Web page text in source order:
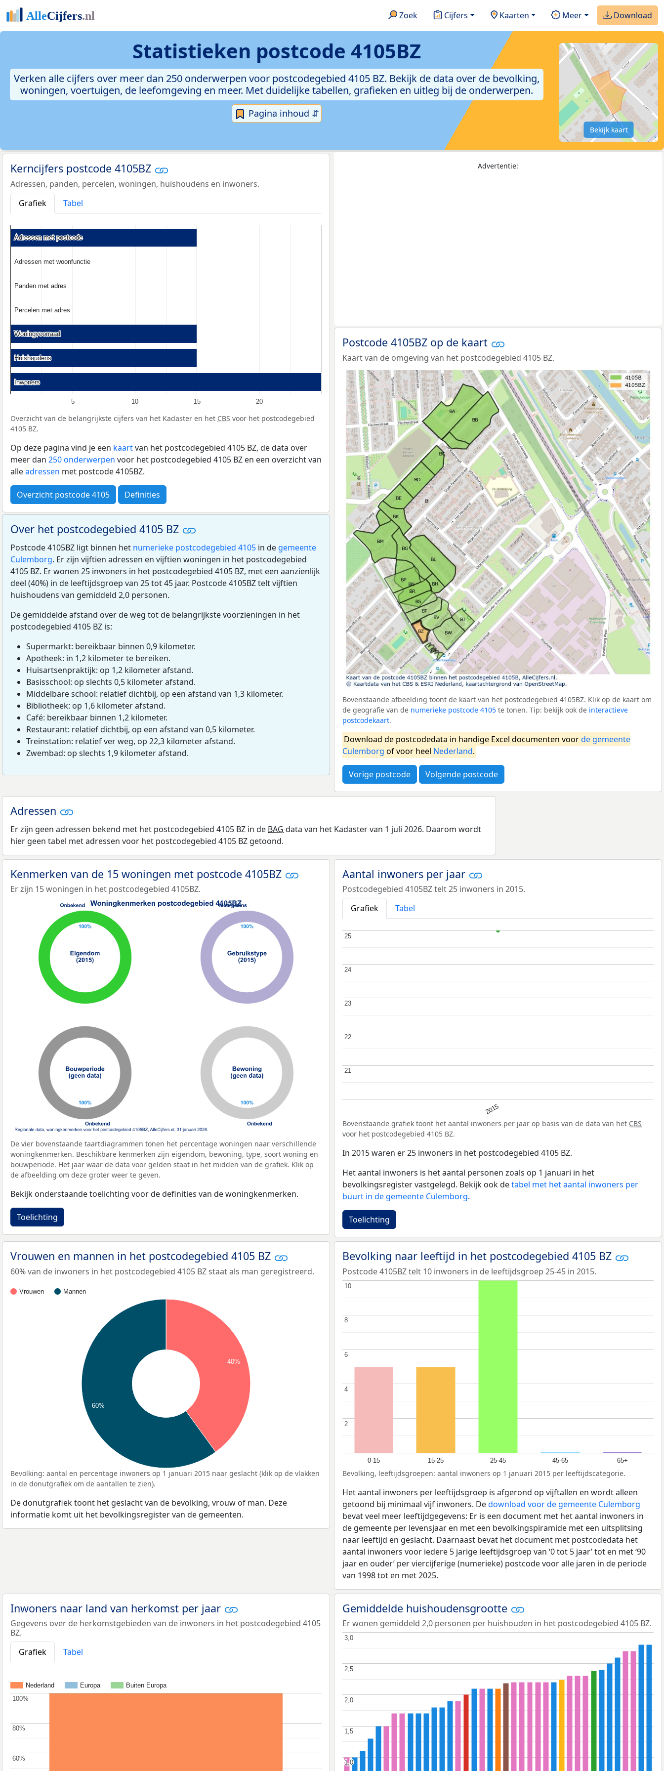
Zoek Cijfers Kaarten Meer Download
Statistieken postcode 4105BZ
Verken alle cijfers over meer dan 250 onderwerpen voor postcodegebied 4105 BZ. Bekijk de data over de bevolking,
woningen, voertuigen, de leefomgeving en meer. Met duidelijke tabellen, grafieken en uitleg bij de onderwerpen.
Pagina inhoud ⇵
Bekijk kaart
Kerncijfers postcode 4105BZ
Adressen, panden, percelen, woningen, huishoudens en inwoners.
Grafiek
Tabel
5 10 15 20
Adressen met postcode
Adressen met postcode
Adressen met woonfunctie
Adressen met woonfunctie
Panden met adres
Panden met adres
Percelen met adres
Percelen met adres
Woningvoorraad
Woningvoorraad
Huishoudens
Huishoudens
Inwoners
Inwoners
Overzicht van de belangrijkste cijfers van het Kadaster en het CBS voor het postcodegebied
4105 BZ.
Op deze pagina vind je een kaartvan het postcodegebied 4105 BZ, de data over
meer dan 250 onderwerpen voor het postcodegebied 4105 BZ en een overzicht van
alleadressen met postcode 4105BZ.
Overzicht postcode 4105 Definities
Over het postcodegebied 4105 BZ
Postcode 4105BZ ligt binnen het numerieke postcodegebied 4105 in de gemeente
Culemborg. Er zijn vijftien adressen en vijftien woningen in het postcodegebied
4105 BZ. Er wonen 25 inwoners in het postcodegebied 4105 BZ, met een aanzienlijk
deel (40%) in de leeftijdsgroep van 25 tot 45 jaar. Postcode 4105BZ telt vijftien
huishoudens van gemiddeld 2,0 personen.
De gemiddelde afstand over de weg tot de belangrijkste voorzieningen in het
postcodegebied 4105 BZ is:
Supermarkt: bereikbaar binnen 0,9 kilometer.
Apotheek: in 1,2 kilometer te bereiken.
Huisartsenpraktijk: op 1,2 kilometer afstand.
Basisschool: op slechts 0,5 kilometer afstand.
Middelbare school: relatief dichtbij, op een afstand van 1,3 kilometer.
Bibliotheek: op 1,6 kilometer afstand.
Café: bereikbaar binnen 1,2 kilometer.
Restaurant: relatief dichtbij, op een afstand van 0,5 kilometer.
Treinstation: relatief ver weg, op 22,3 kilometer afstand.
Zwembad: op slechts 1,9 kilometer afstand.
Advertentie:
Postcode 4105BZ op de kaart
Kaart van de omgeving van het postcodegebied 4105 BZ.
Bovenstaande afbeelding toont de kaart van het postcodegebied 4105BZ. Klik op de kaart om
de geografie van de numerieke postcode 4105 te tonen. Tip: bekijk ook de interactieve
postcodekaart.
Download de postcodedata in handige Excel documenten voorde gemeente
Culemborg of voor heel Nederland.
Vorige postcode Volgende postcode
Adressen
Er zijn geen adressen bekend met het postcodegebied 4105 BZ in de BAG data van het Kadaster van 1 juli 2026. Daarom wordt
hier geen tabel met adressen voor het postcodegebied 4105 BZ getoond.
Kenmerken van de 15 woningen met postcode 4105BZ
Er zijn 15 woningen in het postcodegebied 4105BZ.
De vier bovenstaande taartdiagrammen tonen het percentage woningen naar verschillende
woningkenmerken. Beschikbare kenmerken zijn eigendom, bewoning, type, soort woning en
bouwperiode. Het jaar waar de data voor gelden staat in het midden van de grafiek. Klik op
de afbeelding om deze groter weer te geven.
Bekijk onderstaande toelichting voor de definities van de woningkenmerken.
Toelichting
Aantal inwoners per jaar
Postcodegebied 4105BZ telt 25 inwoners in 2015.
Grafiek
Tabel
2015
21
21
22
22
23
23
24
24
25
25
Bovenstaande grafiek toont het aantal inwoners per jaar op basis van de data van het CBS
voor het postcodegebied 4105 BZ.
In 2015 waren er 25 inwoners in het postcodegebied 4105 BZ.
Het aantal inwoners is het aantal personen zoals op 1 januari in het
bevolkingsregister vastgelegd. Bekijk ook detabel met het aantal inwoners per
buurt in de gemeente Culemborg.
Toelichting
Vrouwen en mannen in het postcodegebied 4105 BZ
60% van de inwoners in het postcodegebied 4105 BZ staat als man geregistreerd.
Vrouwen Mannen
40%
60%
Bevolking: aantal en percentage inwoners op 1 januari 2015 naar geslacht (klik op de vlakken
in de donutgrafiek om de aantallen te zien).
De donutgrafiek toont het geslacht van de bevolking, vrouw of man. Deze
informatie komt uit het bevolkingsregister van de gemeenten.
Bevolking naar leeftijd in het postcodegebied 4105 BZ
Postcode 4105BZ telt 10 inwoners in de leeftijdsgroep 25-45 in 2015.
0-15 15-25 25-45 45-65 65+
2
2
4
4
6
6
8
8
10
10
Bevolking, leeftijdsgroepen: aantal inwoners op 1 januari 2015 per leeftijdscategorie.
Het aantal inwoners per leeftijdsgroep is afgerond op vijftallen en wordt alleen
getoond bij minimaal vijf inwoners. Dedownload voor de gemeente Culemborg
bevat veel meer leeftijdgegevens: Er is een document met het aantal inwoners in
de gemeente per levensjaar en met een bevolkingspiramide met een uitsplitsing
naar leeftijd en geslacht. Daarnaast bevat het document met postcodedata het
aantal inwoners voor iedere 5 jarige leeftijdsgroep van ‘0 tot 5 jaar’ tot en met ‘90
jaar en ouder’ per viercijferige (numerieke) postcode voor alle jaren in de periode
van 1998 tot en met 2025.
Inwoners naar land van herkomst per jaar
Gegevens over de herkomstgebieden van de inwoners in het postcodegebied 4105
BZ.
Grafiek
Tabel
Nederland Europa Buiten Europa
60%
60%
80%
80%
100%
100%
Gemiddelde huishoudensgrootte
Er wonen gemiddeld 2,0 personen per huishouden in het postcodegebied 4105 BZ.
1,0
1,0
1,5
1,5
2,0
2,0
2,5
2,5
3,0
3,0